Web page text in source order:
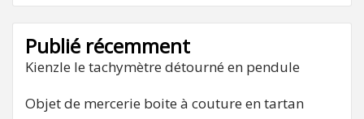
Publié récemment
Kienzle le tachymètre détourné en pendule
Objet de mercerie boite à couture en tartan